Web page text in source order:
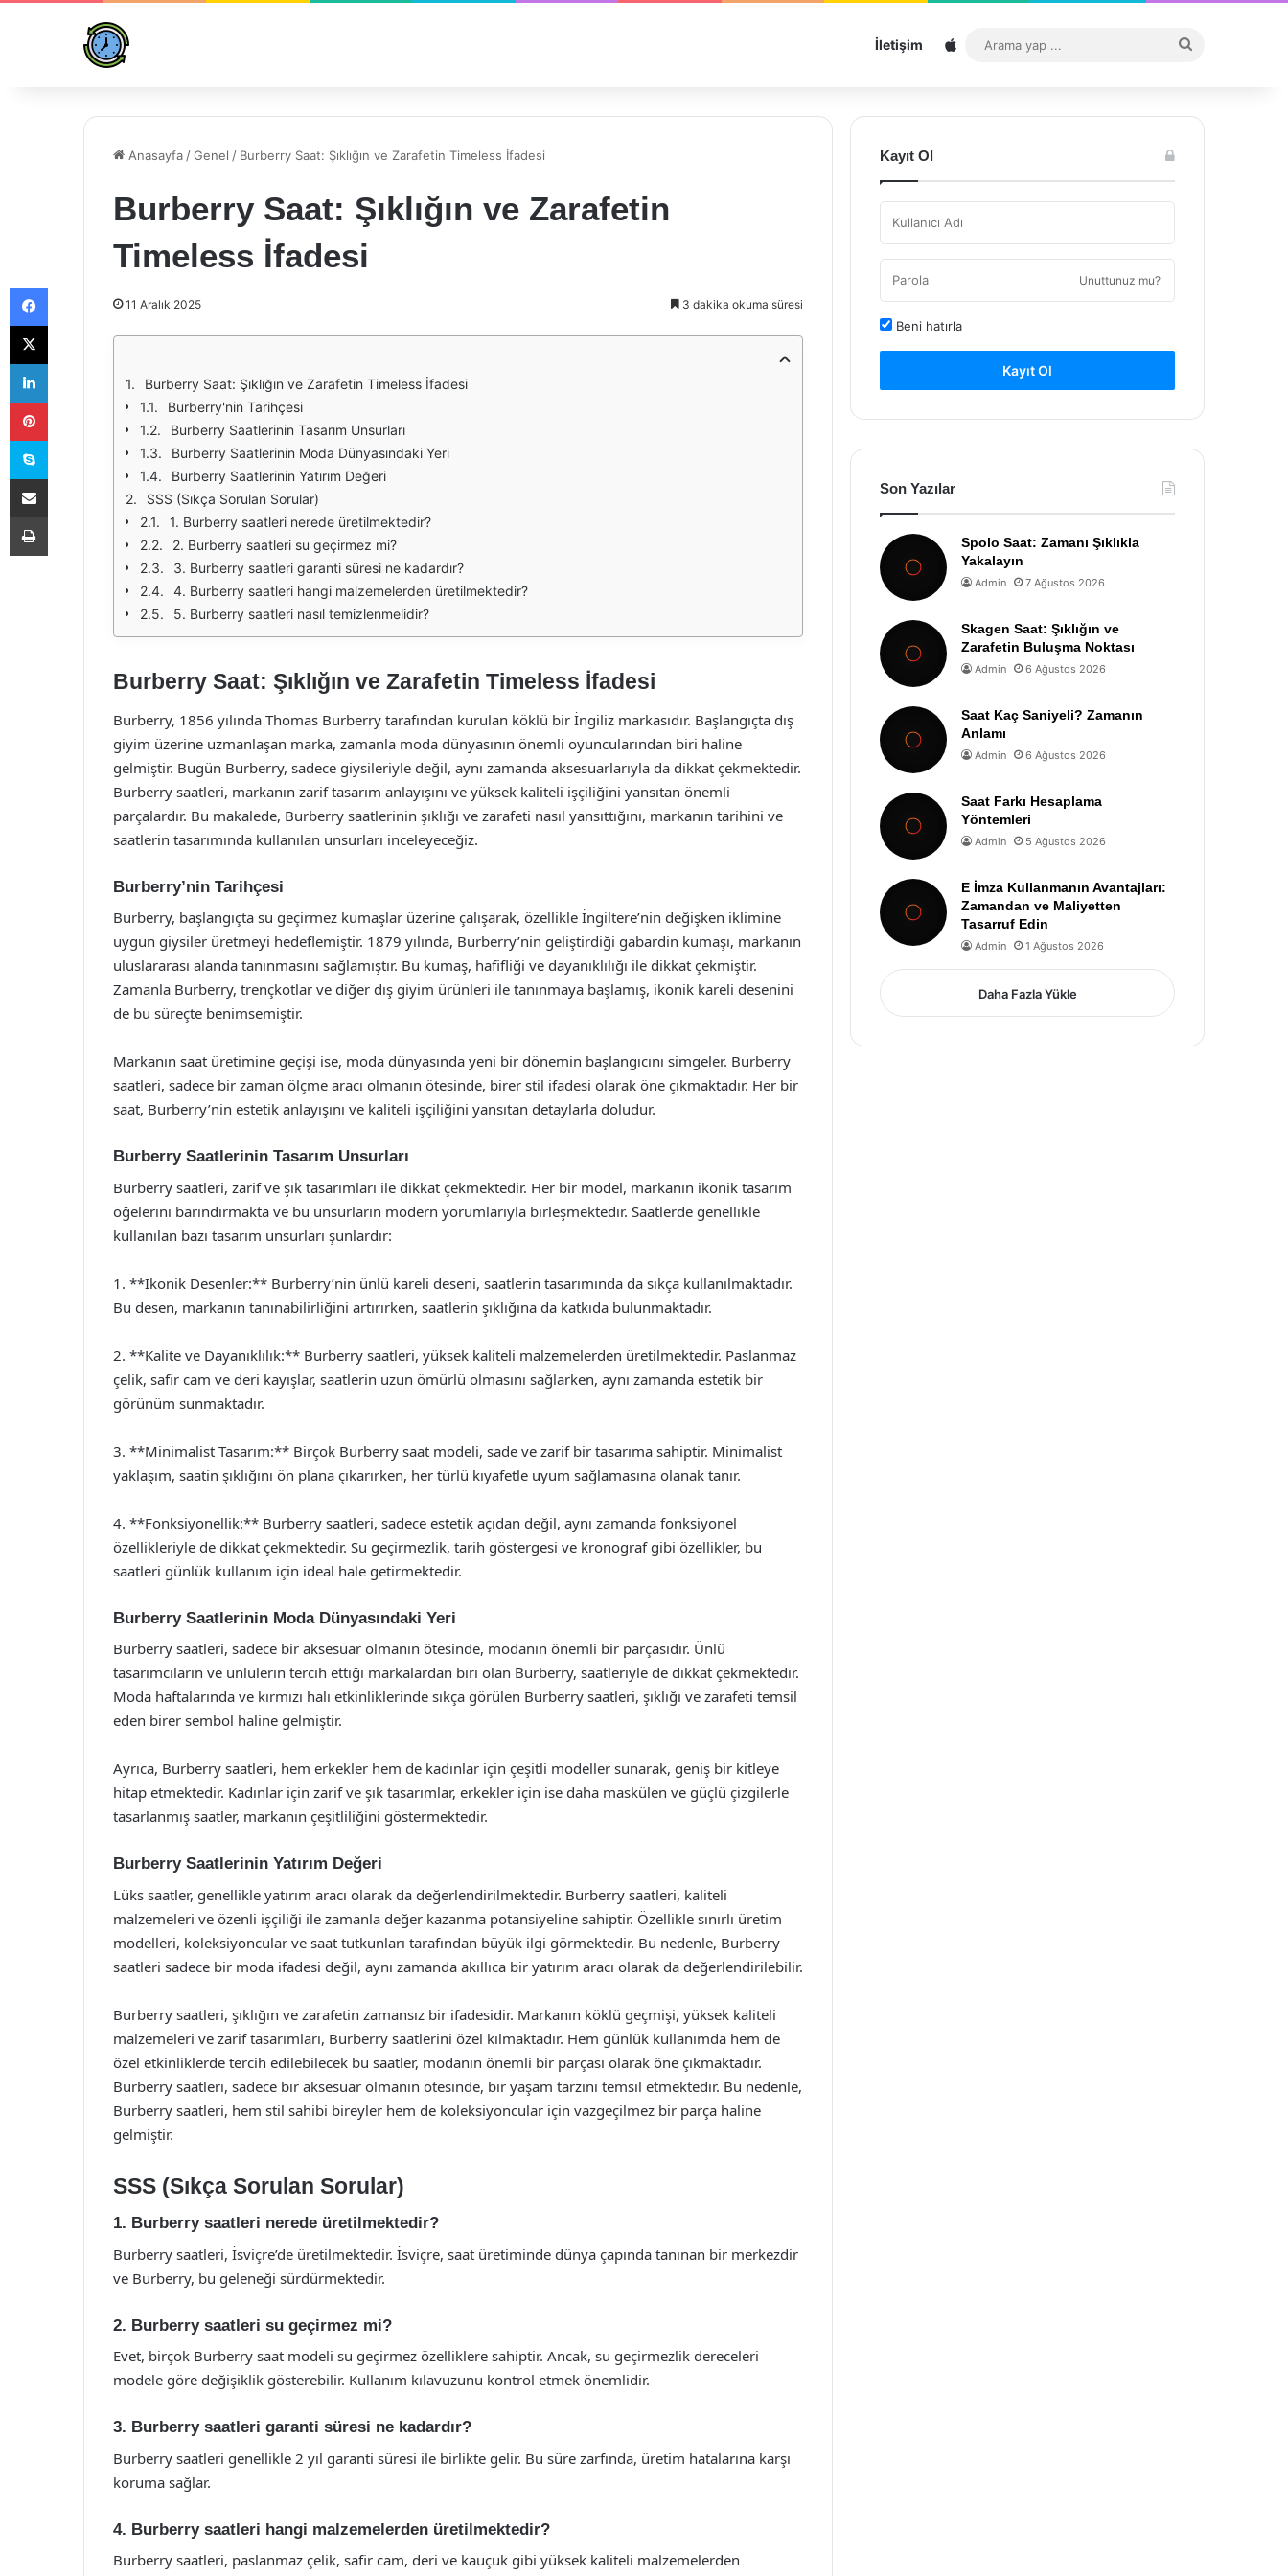
İletişim Sitemap
...
Anasayfa /Genel / Burberry Saat: Şıklığın ve Zarafetin Timeless İfadesi
Burberry Saat: Şıklığın ve Zarafetin
Timeless İfadesi
11 Aralık 2025 3 dakika okuma süresi
Burberry Saat: Şıklığın ve Zarafetin Timeless İfadesi
Burberry'nin Tarihçesi
Burberry Saatlerinin Tasarım Unsurları
Burberry Saatlerinin Moda Dünyasındaki Yeri
Burberry Saatlerinin Yatırım Değeri
SSS (Sıkça Sorulan Sorular)
1. Burberry saatleri nerede üretilmektedir?
2. Burberry saatleri su geçirmez mi?
3. Burberry saatleri garanti süresi ne kadardır?
4. Burberry saatleri hangi malzemelerden üretilmektedir?
5. Burberry saatleri nasıl temizlenmelidir?
Burberry Saat: Şıklığın ve Zarafetin Timeless İfadesi
Burberry, 1856 yılında Thomas Burberry tarafından kurulan köklü bir İngiliz markasıdır. Başlangıçta dış
giyim üzerine uzmanlaşan marka, zamanla moda dünyasının önemli oyuncularından biri haline
gelmiştir. Bugün Burberry, sadece giysileriyle değil, aynı zamanda aksesuarlarıyla da dikkat çekmektedir.
Burberry saatleri, markanın zarif tasarım anlayışını ve yüksek kaliteli işçiliğini yansıtan önemli
parçalardır. Bu makalede, Burberry saatlerinin şıklığı ve zarafeti nasıl yansıttığını, markanın tarihini ve
saatlerin tasarımında kullanılan unsurları inceleyeceğiz.
Burberry’nin Tarihçesi
Burberry, başlangıçta su geçirmez kumaşlar üzerine çalışarak, özellikle İngiltere’nin değişken iklimine
uygun giysiler üretmeyi hedeflemiştir. 1879 yılında, Burberry’nin geliştirdiği gabardin kumaşı, markanın
uluslararası alanda tanınmasını sağlamıştır. Bu kumaş, hafifliği ve dayanıklılığı ile dikkat çekmiştir.
Zamanla Burberry, trençkotlar ve diğer dış giyim ürünleri ile tanınmaya başlamış, ikonik kareli desenini
de bu süreçte benimsemiştir.
Markanın saat üretimine geçişi ise, moda dünyasında yeni bir dönemin başlangıcını simgeler. Burberry
saatleri, sadece bir zaman ölçme aracı olmanın ötesinde, birer stil ifadesi olarak öne çıkmaktadır. Her bir
saat, Burberry’nin estetik anlayışını ve kaliteli işçiliğini yansıtan detaylarla doludur.
Burberry Saatlerinin Tasarım Unsurları
Burberry saatleri, zarif ve şık tasarımları ile dikkat çekmektedir. Her bir model, markanın ikonik tasarım
öğelerini barındırmakta ve bu unsurların modern yorumlarıyla birleşmektedir. Saatlerde genellikle
kullanılan bazı tasarım unsurları şunlardır:
1. **İkonik Desenler:** Burberry’nin ünlü kareli deseni, saatlerin tasarımında da sıkça kullanılmaktadır.
Bu desen, markanın tanınabilirliğini artırırken, saatlerin şıklığına da katkıda bulunmaktadır.
2. **Kalite ve Dayanıklılık:** Burberry saatleri, yüksek kaliteli malzemelerden üretilmektedir. Paslanmaz
çelik, safir cam ve deri kayışlar, saatlerin uzun ömürlü olmasını sağlarken, aynı zamanda estetik bir
görünüm sunmaktadır.
3. **Minimalist Tasarım:** Birçok Burberry saat modeli, sade ve zarif bir tasarıma sahiptir. Minimalist
yaklaşım, saatin şıklığını ön plana çıkarırken, her türlü kıyafetle uyum sağlamasına olanak tanır.
4. **Fonksiyonellik:** Burberry saatleri, sadece estetik açıdan değil, aynı zamanda fonksiyonel
özellikleriyle de dikkat çekmektedir. Su geçirmezlik, tarih göstergesi ve kronograf gibi özellikler, bu
saatleri günlük kullanım için ideal hale getirmektedir.
Burberry Saatlerinin Moda Dünyasındaki Yeri
Burberry saatleri, sadece bir aksesuar olmanın ötesinde, modanın önemli bir parçasıdır. Ünlü
tasarımcıların ve ünlülerin tercih ettiği markalardan biri olan Burberry, saatleriyle de dikkat çekmektedir.
Moda haftalarında ve kırmızı halı etkinliklerinde sıkça görülen Burberry saatleri, şıklığı ve zarafeti temsil
eden birer sembol haline gelmiştir.
Ayrıca, Burberry saatleri, hem erkekler hem de kadınlar için çeşitli modeller sunarak, geniş bir kitleye
hitap etmektedir. Kadınlar için zarif ve şık tasarımlar, erkekler için ise daha maskülen ve güçlü çizgilerle
tasarlanmış saatler, markanın çeşitliliğini göstermektedir.
Burberry Saatlerinin Yatırım Değeri
Lüks saatler, genellikle yatırım aracı olarak da değerlendirilmektedir. Burberry saatleri, kaliteli
malzemeleri ve özenli işçiliği ile zamanla değer kazanma potansiyeline sahiptir. Özellikle sınırlı üretim
modelleri, koleksiyoncular ve saat tutkunları tarafından büyük ilgi görmektedir. Bu nedenle, Burberry
saatleri sadece bir moda ifadesi değil, aynı zamanda akıllıca bir yatırım aracı olarak da değerlendirilebilir.
Burberry saatleri, şıklığın ve zarafetin zamansız bir ifadesidir. Markanın köklü geçmişi, yüksek kaliteli
malzemeleri ve zarif tasarımları, Burberry saatlerini özel kılmaktadır. Hem günlük kullanımda hem de
özel etkinliklerde tercih edilebilecek bu saatler, modanın önemli bir parçası olarak öne çıkmaktadır.
Burberry saatleri, sadece bir aksesuar olmanın ötesinde, bir yaşam tarzını temsil etmektedir. Bu nedenle,
Burberry saatleri, hem stil sahibi bireyler hem de koleksiyoncular için vazgeçilmez bir parça haline
gelmiştir.
SSS (Sıkça Sorulan Sorular)
1. Burberry saatleri nerede üretilmektedir?
Burberry saatleri, İsviçre’de üretilmektedir. İsviçre, saat üretiminde dünya çapında tanınan bir merkezdir
ve Burberry, bu geleneği sürdürmektedir.
2. Burberry saatleri su geçirmez mi?
Evet, birçok Burberry saat modeli su geçirmez özelliklere sahiptir. Ancak, su geçirmezlik dereceleri
modele göre değişiklik gösterebilir. Kullanım kılavuzunu kontrol etmek önemlidir.
3. Burberry saatleri garanti süresi ne kadardır?
Burberry saatleri genellikle 2 yıl garanti süresi ile birlikte gelir. Bu süre zarfında, üretim hatalarına karşı
koruma sağlar.
4. Burberry saatleri hangi malzemelerden üretilmektedir?
Burberry saatleri, paslanmaz çelik, safir cam, deri ve kauçuk gibi yüksek kaliteli malzemelerden
Kayıt Ol
Unuttunuz mu?
Beni hatırla
Kayıt Ol
Son Yazılar
Spolo Saat: Zamanı Şıklıkla
Yakalayın
Admin 7 Ağustos 2026
Skagen Saat: Şıklığın ve
Zarafetin Buluşma Noktası
Admin 6 Ağustos 2026
Saat Kaç Saniyeli? Zamanın
Anlamı
Admin 6 Ağustos 2026
Saat Farkı Hesaplama
Yöntemleri
Admin 5 Ağustos 2026
E İmza Kullanmanın Avantajları:
Zamandan ve Maliyetten
Tasarruf Edin
Admin 1 Ağustos 2026
Daha Fazla Yükle
Facebook
X
LinkedIn
Pinterest
Skype
E-Posta ile paylaş